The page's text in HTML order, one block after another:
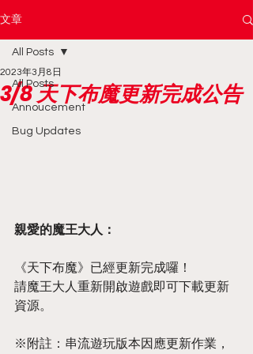
文章
All Posts
Annoucement
Bug Updates
All Posts
3/8 天下布魔更新完成公告
2023年3月8日
親愛的魔王大人：
《天下布魔》已經更新完成囉！
請魔王大人重新開啟遊戲即可下載更新
資源。
※附註：串流遊玩版本因應更新作業，